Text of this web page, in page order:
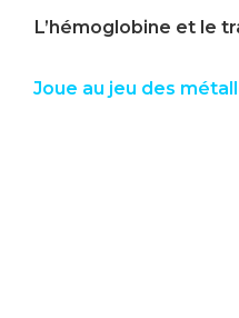
L’hémoglobine et le
Joue au jeu des